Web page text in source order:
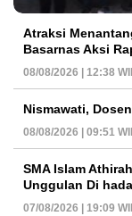
Atraksi
Basarnas Aksi
08/08/2026 | 12:38
Nismawati,
08/08/2026 | 09:51
SMA Islam
Unggulan Di
07/08/2026 | 19:09